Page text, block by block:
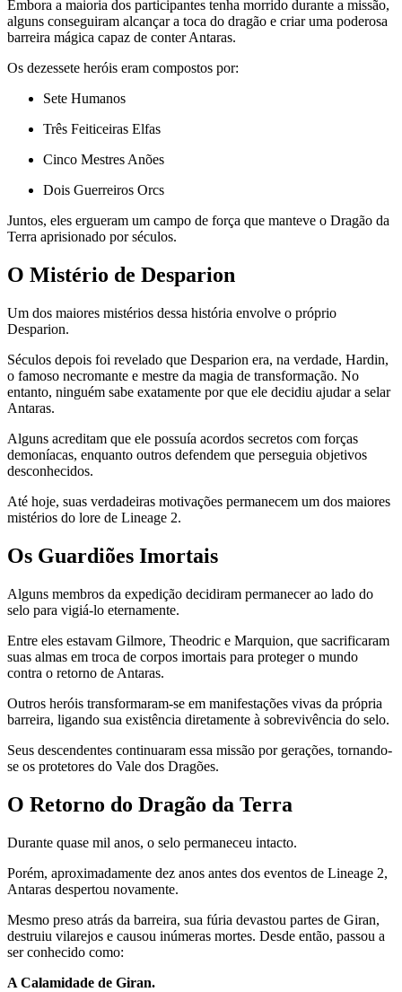
Embora a maioria dos participantes tenha morrido durante a missão,
alguns conseguiram alcançar a toca do dragão e criar uma poderosa
barreira mágica capaz de conter Antaras.
Os dezessete heróis eram compostos por:
Sete Humanos
Três Feiticeiras Elfas
Cinco Mestres Anões
Dois Guerreiros Orcs
Juntos, eles ergueram um campo de força que manteve o Dragão da
Terra aprisionado por séculos.
O Mistério de Desparion
Um dos maiores mistérios dessa história envolve o próprio
Desparion.
Séculos depois foi revelado que Desparion era, na verdade, Hardin,
o famoso necromante e mestre da magia de transformação. No
entanto, ninguém sabe exatamente por que ele decidiu ajudar a selar
Antaras.
Alguns acreditam que ele possuía acordos secretos com forças
demoníacas, enquanto outros defendem que perseguia objetivos
desconhecidos.
Até hoje, suas verdadeiras motivações permanecem um dos maiores
mistérios do lore de Lineage 2.
Os Guardiões Imortais
Alguns membros da expedição decidiram permanecer ao lado do
selo para vigiá-lo eternamente.
Entre eles estavam Gilmore, Theodric e Marquion, que sacrificaram
suas almas em troca de corpos imortais para proteger o mundo
contra o retorno de Antaras.
Outros heróis transformaram-se em manifestações vivas da própria
barreira, ligando sua existência diretamente à sobrevivência do selo.
Seus descendentes continuaram essa missão por gerações, tornando-
se os protetores do Vale dos Dragões.
O Retorno do Dragão da Terra
Durante quase mil anos, o selo permaneceu intacto.
Porém, aproximadamente dez anos antes dos eventos de Lineage 2,
Antaras despertou novamente.
Mesmo preso atrás da barreira, sua fúria devastou partes de Giran,
destruiu vilarejos e causou inúmeras mortes. Desde então, passou a
ser conhecido como:
A Calamidade de Giran.